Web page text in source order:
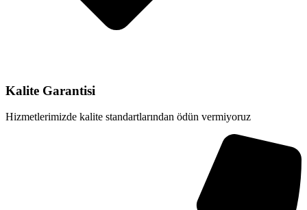
Kalite Garantisi
Hizmetlerimizde kalite standartlarından ödün vermiyoruz